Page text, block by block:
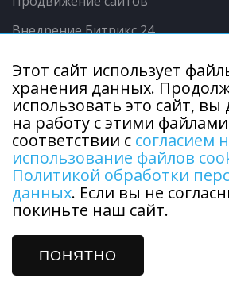
Внедрение Битрикс 24
Интеграции сайта с 1С
Продвижение в соц.сетях
Copyright © 2015 - 2026 г. ООО
Политика обработки
Разработка и продвижение
Этот сайт использует
хранения данных.
использовать это сайт, вы
на работу с этими
соответствии с согласием
использование файлов
Политикой обработки
данных. Если вы не
покиньте наш сайт.
ПОНЯТНО